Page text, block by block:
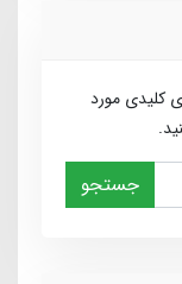
کلیدی مورد
جستجو